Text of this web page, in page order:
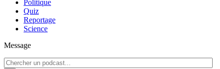
Politique
Quiz
Reportage
Science
Message